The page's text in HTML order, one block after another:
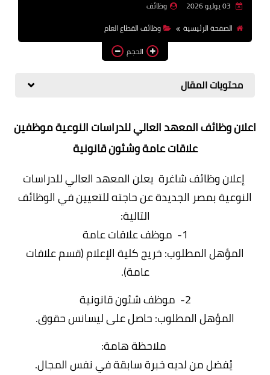
بالجامعات والمعاهد
اخبار
وظائف
الصفحة الرئيسية
وظائف القطاع العام
الحجم
محتويات المقال
اعلان وظائف المعهد العالي للدراسات النوعية موظفين
علاقات عامة وشئون قانونية
إعلان وظائف شاغرة يعلن المعهد العالي للدراسات
النوعية بمصر الجديدة عن حاجته للتعيين في الوظائف
التالية:
1- موظف علاقات عامة
المؤهل المطلوب: خريج كلية الإعلام (قسم علاقات
عامة).
2- موظف شئون قانونية
المؤهل المطلوب: حاصل على ليسانس حقوق.
ملاحظة هامة:
يُفضل من لديه خبرة سابقة في نفس المجال.